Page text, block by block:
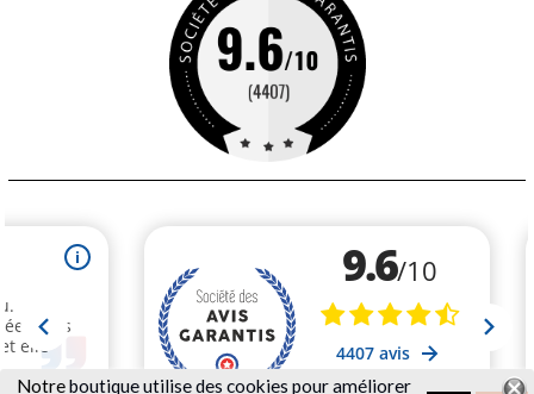
Notreboutique utilise des cookies pour améliorer